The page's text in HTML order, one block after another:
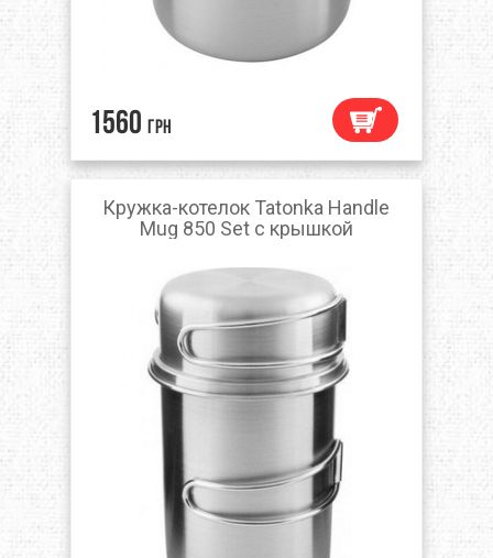
1560 грн
Кружка-котелок Tatonka Handle
Mug 850 Set с крышкой